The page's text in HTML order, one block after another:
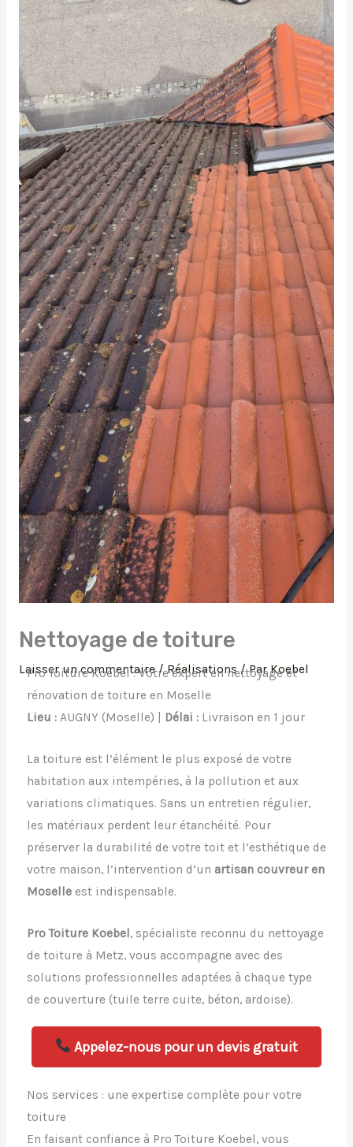
Nettoyage de toiture
Laisser un commentaire /Réalisations/ ParKoebel
Pro Toiture Koebel : Votre expert en nettoyage et
rénovation de toiture en Moselle
Lieu :AUGNY (Moselle) | Délai :Livraison en 1 jour
La toiture est l’élément le plus exposé de votre
habitation aux intempéries, à la pollution et aux
variations climatiques. Sans un entretien régulier,
les matériaux perdent leur étanchéité. Pour
préserver la durabilité de votre toit et l’esthétique de
votre maison, l’intervention d’un artisan couvreur en
Moselleest indispensable.
Pro Toiture Koebel, spécialiste reconnu du nettoyage
de toiture à Metz, vous accompagne avec des
solutions professionnelles adaptées à chaque type
de couverture (tuile terre cuite, béton, ardoise).
Appelez-nous pour un devis gratuit
Nos services : une expertise complète pour votre
toiture
En faisant confiance à Pro Toiture Koebel, vous